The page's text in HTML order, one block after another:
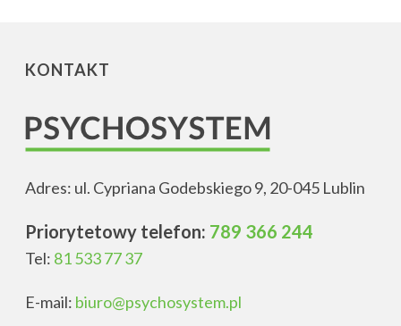
KONTAKT
Adres: ul. Cypriana Godebskiego 9, 20-045 Lublin
Priorytetowy telefon: 789 366 244
Tel: 81 533 77 37
E-mail: biuro@psychosystem.pl